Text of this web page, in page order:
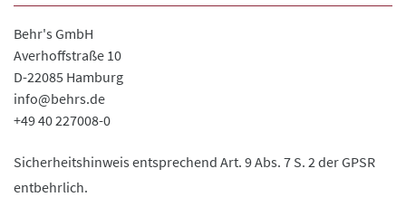
Behr's GmbH
Averhoffstraße 10
D-22085 Hamburg
info@behrs.de
+49 40 227008-0
Sicherheitshinweis entsprechend Art. 9 Abs. 7 S. 2 der GPSR
entbehrlich.